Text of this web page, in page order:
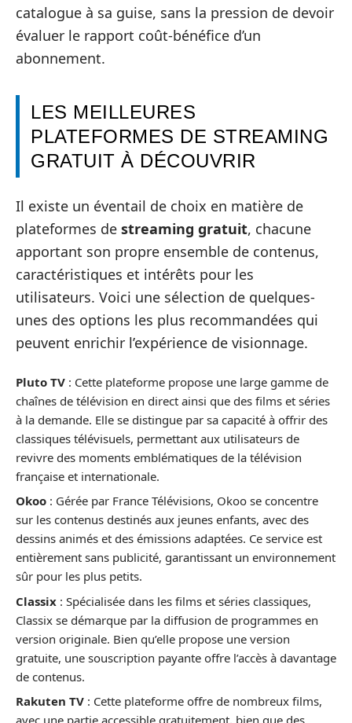
catalogue à sa guise, sans la pression de devoir
évaluer le rapport coût-bénéfice d’un
abonnement.
LES MEILLEURES
PLATEFORMES DE STREAMING
GRATUIT À DÉCOUVRIR
Il existe un éventail de choix en matière de
plateformes de streaming gratuit, chacune
apportant son propre ensemble de contenus,
caractéristiques et intérêts pour les
utilisateurs. Voici une sélection de quelques-
unes des options les plus recommandées qui
peuvent enrichir l’expérience de visionnage.
Pluto TV : Cette plateforme propose une large gamme de
chaînes de télévision en direct ainsi que des films et séries
à la demande. Elle se distingue par sa capacité à offrir des
classiques télévisuels, permettant aux utilisateurs de
revivre des moments emblématiques de la télévision
française et internationale.
Okoo : Gérée par France Télévisions, Okoo se concentre
sur les contenus destinés aux jeunes enfants, avec des
dessins animés et des émissions adaptées. Ce service est
entièrement sans publicité, garantissant un environnement
sûr pour les plus petits.
Classix : Spécialisée dans les films et séries classiques,
Classix se démarque par la diffusion de programmes en
version originale. Bien qu’elle propose une version
gratuite, une souscription payante offre l’accès à davantage
de contenus.
Rakuten TV : Cette plateforme offre de nombreux films,
avec une partie accessible gratuitement, bien que des